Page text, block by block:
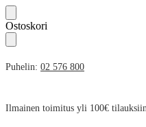
Skip
to
navigation
Skip
to
content
Ostoskori
Puhelin: 02 576 800
Ilmainen toimitus yli 100€